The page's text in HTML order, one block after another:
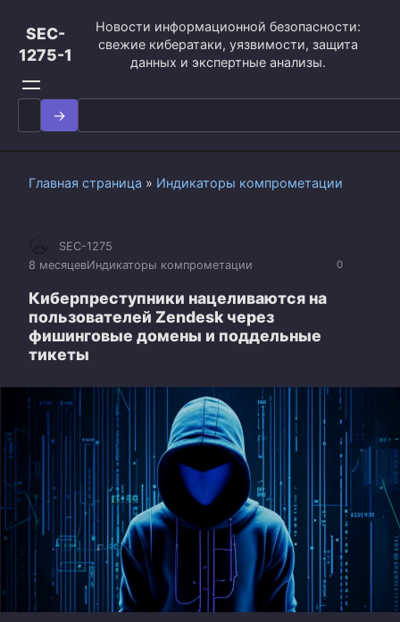
контенту
SEC-
1275-1
Новости информационной безопасности:
свежие кибератаки, уязвимости, защита
данных и экспертные анализы.
Search
for:
Главная страница » Индикаторы компрометации
0
SEC-1275
8 месяцевИндикаторы компрометации
Киберпреступники нацеливаются на
пользователей Zendesk через
фишинговые домены и поддельные
тикеты